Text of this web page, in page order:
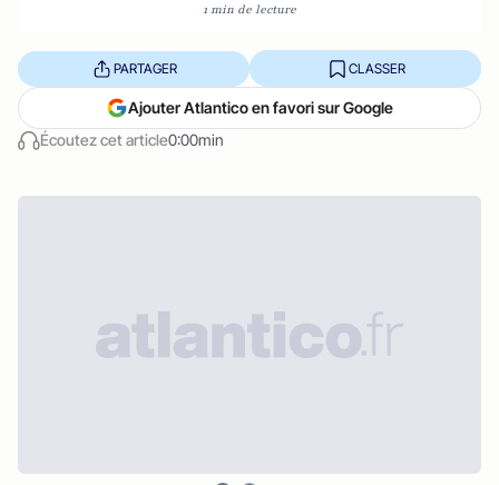
1 min de lecture
Écoutez cet article0:00min
PARTAGER CLASSER
Ajouter Atlantico en favori sur Google